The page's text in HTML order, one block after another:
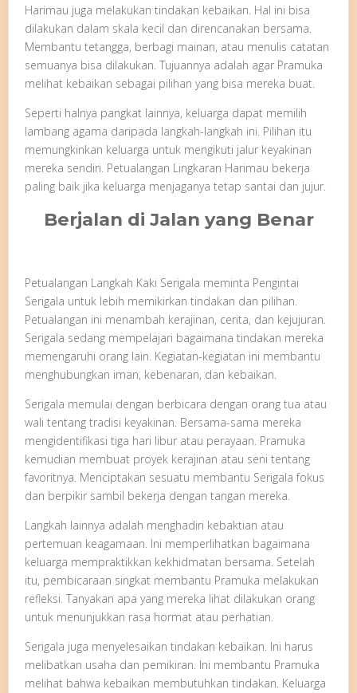
Harimau juga melakukan tindakan kebaikan. Hal ini bisa
dilakukan dalam skala kecil dan direncanakan bersama.
Membantu tetangga, berbagi mainan, atau menulis catatan
semuanya bisa dilakukan. Tujuannya adalah agar Pramuka
melihat kebaikan sebagai pilihan yang bisa mereka buat.
Seperti halnya pangkat lainnya, keluarga dapat memilih
lambang agama daripada langkah-langkah ini. Pilihan itu
memungkinkan keluarga untuk mengikuti jalur keyakinan
mereka sendiri. Petualangan Lingkaran Harimau bekerja
paling baik jika keluarga menjaganya tetap santai dan jujur.
Berjalan di Jalan yang Benar
Petualangan Langkah Kaki Serigala meminta Pengintai
Serigala untuk lebih memikirkan tindakan dan pilihan.
Petualangan ini menambah kerajinan, cerita, dan kejujuran.
Serigala sedang mempelajari bagaimana tindakan mereka
memengaruhi orang lain. Kegiatan-kegiatan ini membantu
menghubungkan iman, kebenaran, dan kebaikan.
Serigala memulai dengan berbicara dengan orang tua atau
wali tentang tradisi keyakinan. Bersama-sama mereka
mengidentifikasi tiga hari libur atau perayaan. Pramuka
kemudian membuat proyek kerajinan atau seni tentang
favoritnya. Menciptakan sesuatu membantu Serigala fokus
dan berpikir sambil bekerja dengan tangan mereka.
Langkah lainnya adalah menghadiri kebaktian atau
pertemuan keagamaan. Ini memperlihatkan bagaimana
keluarga mempraktikkan kekhidmatan bersama. Setelah
itu, pembicaraan singkat membantu Pramuka melakukan
refleksi. Tanyakan apa yang mereka lihat dilakukan orang
untuk menunjukkan rasa hormat atau perhatian.
Serigala juga menyelesaikan tindakan kebaikan. Ini harus
melibatkan usaha dan pemikiran. Ini membantu Pramuka
melihat bahwa kebaikan membutuhkan tindakan. Keluarga